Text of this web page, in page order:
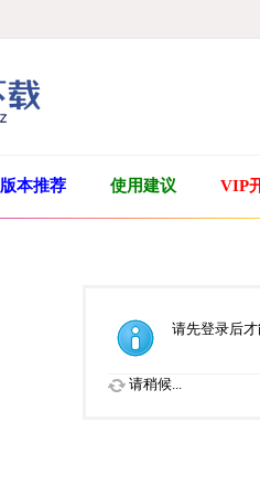
版本推荐 使用建议 VIP
请先登录后
请稍候...